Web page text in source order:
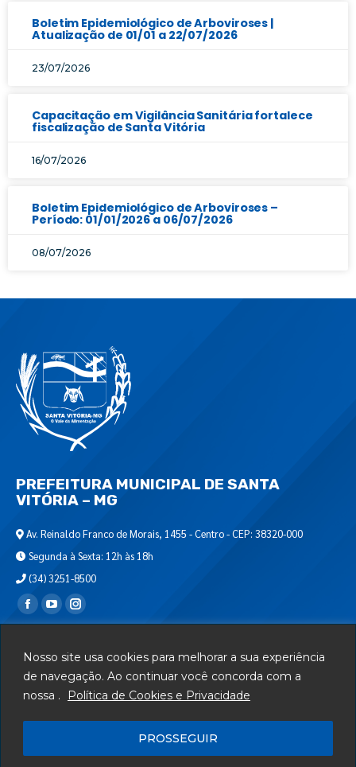
Nosso site usa cookies para melhorar a sua experiência
de navegação. Ao continuar você concorda com a
nossa .
Política de Cookies e Privacidade
PROSSEGUIR
Boletim Epidemiológico de Arboviroses |
Atualização de 01/01 a 22/07/2026
23/07/2026
Capacitação em Vigilância Sanitária fortalece
fiscalização de Santa Vitória
16/07/2026
Boletim Epidemiológico de Arboviroses –
Período: 01/01/2026 a 06/07/2026
08/07/2026
PREFEITURA MUNICIPAL DE SANTA
VITÓRIA – MG
Av. Reinaldo Franco de Morais, 1455 - Centro - CEP: 38320-000
Segunda à Sexta: 12h às 18h
(34) 3251-8500
Encontre-nos em:
Departamento de T.I.
Serviços
Mapa do Site